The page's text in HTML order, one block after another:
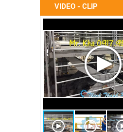
VIDEO - CLIP